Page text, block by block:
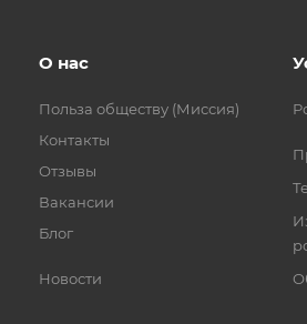
О нас
Польза обществу (Миссия)
Контакты
Отзывы
Вакансии
Блог
Новости